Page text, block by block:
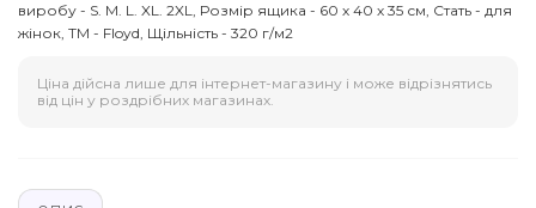
виробу - S. M. L. XL. 2XL, Розмір ящика - 60 х 40 х 35 см, Стать - для
жінок, ТМ - Floyd, Щільність - 320 г/м2
Ціна дійсна лише для інтернет-магазину і може відрізнятись
від цін у роздрібних магазинах.